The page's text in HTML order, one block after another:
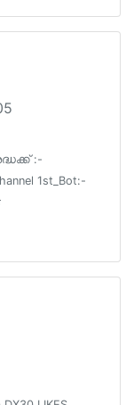
:-
1st_Bot:-